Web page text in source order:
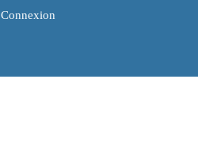
Connexion